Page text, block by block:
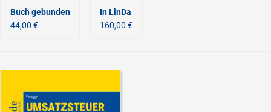
Buch gebunden
44,00 €
In LinDa
160,00 €